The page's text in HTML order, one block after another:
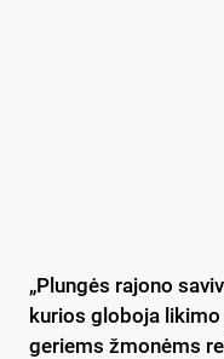
„Plungės rajono
kurios globoja
geriems žmonėms